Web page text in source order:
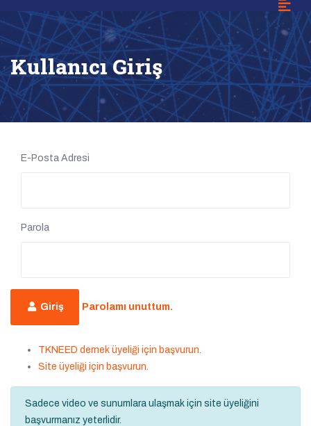
Kullanıcı Giriş
E-Posta Adresi
Parola
Giriş Parolamı unuttum.
TKNEED dernek üyeliği için başvurun.
Site üyeliği için başvurun.
Sadece video ve sunumlara ulaşmak için site üyeliğini
başvurmanız yeterlidir.